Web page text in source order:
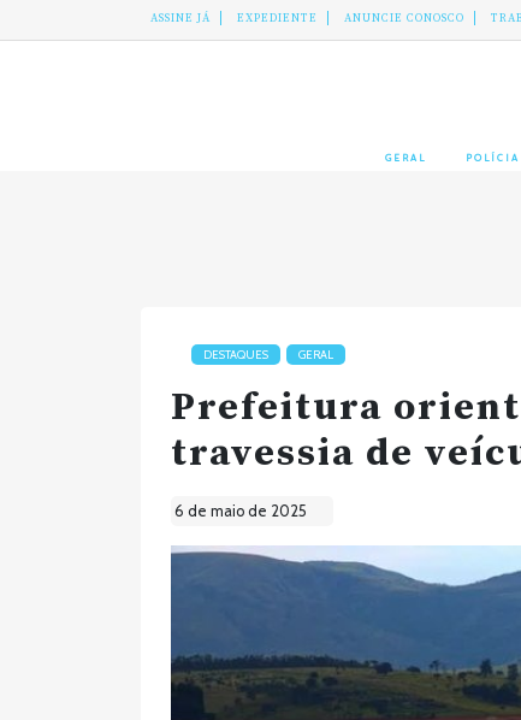
ASSINE JÁ EXPEDIENTE ANUNCIE CONOSCO
GERAL POLÍCIA
DESTAQUES GERAL
Prefeitura
travessia de
6 de maio de 2025